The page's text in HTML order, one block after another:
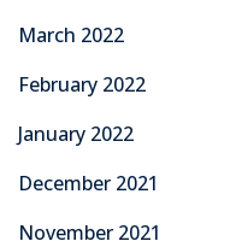
March 2022
February 2022
January 2022
December 2021
November 2021